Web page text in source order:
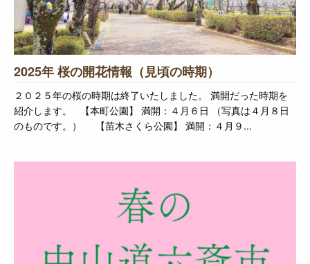
2025年 桜の開花情報（見頃の時期）
２０２５年の桜の時期は終了いたしました。 満開だった時期を
紹介します。 【本町公園】 満開：４月６日 （写真は４月８日
のものです。） 【苗木さくら公園】 満開：４月９...